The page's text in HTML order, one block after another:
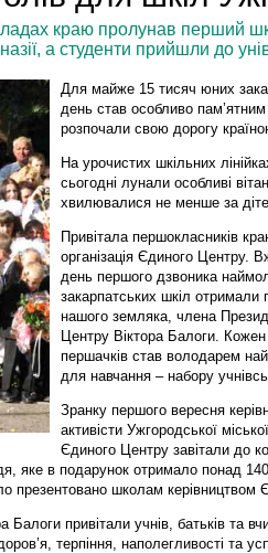
краю пролунав перший
а студенти прийшли до
Для майже 15 тисяч юних
день став особливо
розпочали свою дорогу
На урочистих шкільних
сьогодні лунали особливі
хвилювалися не менше за
Привітала першокласників
організація Єдиного Центру.
день першого дзвоника
закарпатських шкіл отримали
нашого земляка, члена
Центру Віктора Балоги.
першачків став володарем
для навчання – набору
Зранку першого вересня
активісти Ужгородської міської
Єдиного Центру завітали до
яке в подарунок отримало понад
презентовано школам керівництвом
Балоги привітали учнів, батьків та
терпіння, наполегливості та